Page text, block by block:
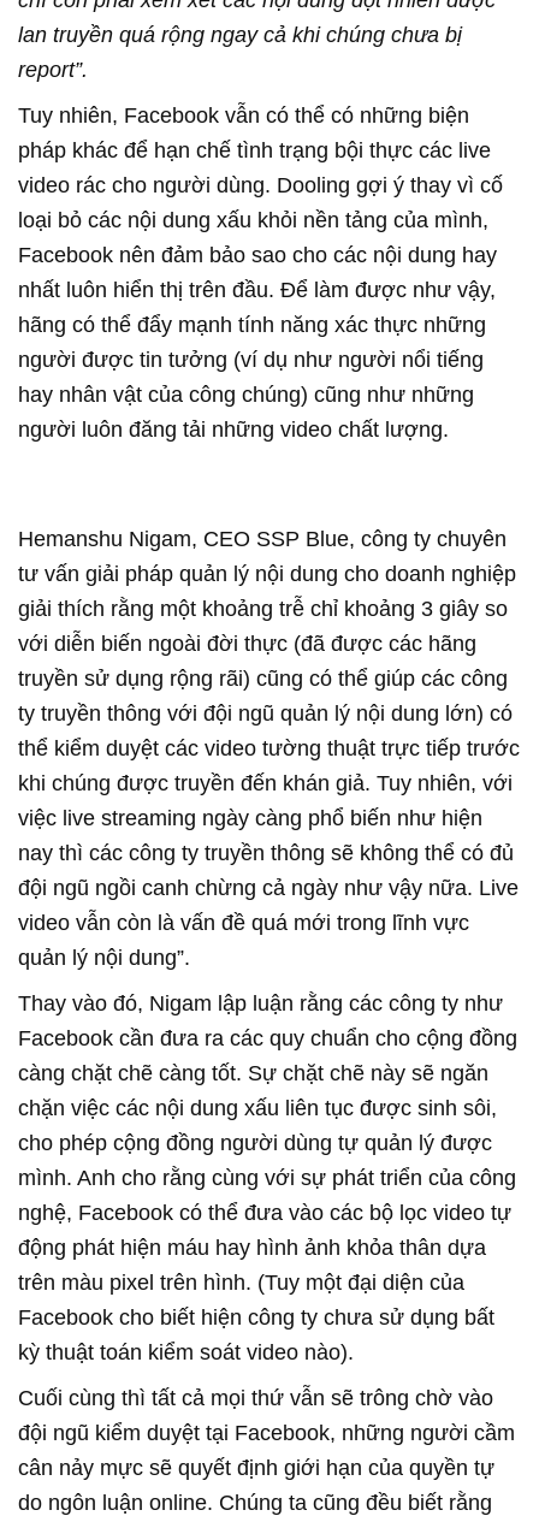
lan truyền quá rộng ngay cả khi chúng chưa bị
report”.
Tuy nhiên, Facebook vẫn có thể có những biện
pháp khác để hạn chế tình trạng bội thực các live
video rác cho người dùng. Dooling gợi ý thay vì cố
loại bỏ các nội dung xấu khỏi nền tảng của mình,
Facebook nên đảm bảo sao cho các nội dung hay
nhất luôn hiển thị trên đầu. Để làm được như vậy,
hãng có thể đẩy mạnh tính năng xác thực những
người được tin tưởng (ví dụ như người nổi tiếng
hay nhân vật của công chúng) cũng như những
người luôn đăng tải những video chất lượng.
Hemanshu Nigam, CEO SSP Blue, công ty chuyên
tư vấn giải pháp quản lý nội dung cho doanh nghiệp
giải thích rằng một khoảng trễ chỉ khoảng 3 giây so
với diễn biến ngoài đời thực (đã được các hãng
truyền sử dụng rộng rãi) cũng có thể giúp các công
ty truyền thông với đội ngũ quản lý nội dung lớn) có
thể kiểm duyệt các video tường thuật trực tiếp trước
khi chúng được truyền đến khán giả. Tuy nhiên, với
việc live streaming ngày càng phổ biến như hiện
nay thì các công ty truyền thông sẽ không thể có đủ
đội ngũ ngồi canh chừng cả ngày như vậy nữa. Live
video vẫn còn là vấn đề quá mới trong lĩnh vực
quản lý nội dung”.
Thay vào đó, Nigam lập luận rằng các công ty như
Facebook cần đưa ra các quy chuẩn cho cộng đồng
càng chặt chẽ càng tốt. Sự chặt chẽ này sẽ ngăn
chặn việc các nội dung xấu liên tục được sinh sôi,
cho phép cộng đồng người dùng tự quản lý được
mình. Anh cho rằng cùng với sự phát triển của công
nghệ, Facebook có thể đưa vào các bộ lọc video tự
động phát hiện máu hay hình ảnh khỏa thân dựa
trên màu pixel trên hình. (Tuy một đại diện của
Facebook cho biết hiện công ty chưa sử dụng bất
kỳ thuật toán kiểm soát video nào).
Cuối cùng thì tất cả mọi thứ vẫn sẽ trông chờ vào
đội ngũ kiểm duyệt tại Facebook, những người cầm
cân nảy mực sẽ quyết định giới hạn của quyền tự
do ngôn luận online. Chúng ta cũng đều biết rằng